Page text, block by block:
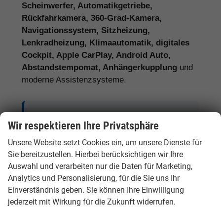
Scheinwerfer, Automatikgetriebe,
Rückfahrkamera, 360-Grad-Kamera,
Navigationssystem, Sitzheizung,
Lenkradheizung, Klimaautomatik, digitales
Cockpit, Apple CarPlay, Android Auto,
Abstandstempomat, Anhängerkupplung und
moderne Assistenzsysteme.
Neuwagen nicht nur den Kaufpreis,
sondern auch Ausstattung, Lieferzeit,
Garantieumfang und mögliche
Zusatzkosten. So erkennen Sie den
tatsächlichen Preisvorteil.
Wir respektieren Ihre Privatsphäre
Unsere Website setzt Cookies ein, um unsere Dienste für
Sie bereitzustellen. Hierbei berücksichtigen wir Ihre
Auswahl und verarbeiten nur die Daten für Marketing,
Analytics und Personalisierung, für die Sie uns Ihr
Einverständnis geben. Sie können Ihre Einwilligung
jederzeit mit Wirkung für die Zukunft widerrufen.